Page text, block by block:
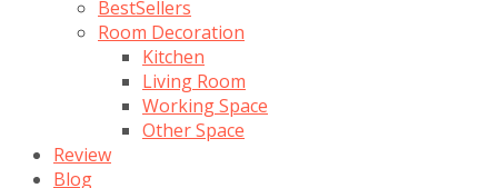
BestSellers
Room Decoration
Kitchen
Living Room
Working Space
Other Space
Review
Blog